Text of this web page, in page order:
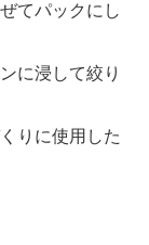
てパックにし
に浸して絞り
りに使用した